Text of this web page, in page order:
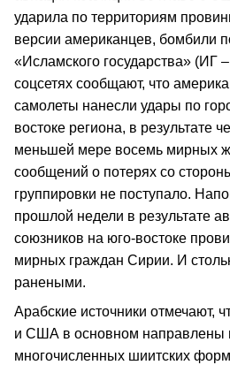
ударила по территориям
версии американцев, бомбили
«Исламского государства» (ИГ
соцсетях сообщают, что
самолеты нанесли удары по
востоке региона, в результате
меньшей мере восемь мирных
сообщений о потерях со
группировки не поступало.
прошлой недели в результате
союзников на юго-востоке
мирных граждан Сирии. И
ранеными.
Арабские источники отмечают,
и США в основном направлены
многочисленных шиитских